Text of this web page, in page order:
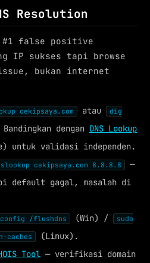
Resolution
#1 false positive
IP sukses tapi browse
bukan internet
cekipsaya.com atau dig
dengan DNS Lookup
untuk validasi independen.
cekipsaya.com 8.8.8.8
—
default gagal, masalah di
/flushdns (Win) / sudo
caches
(Linux).
Tool — verifikasi domain